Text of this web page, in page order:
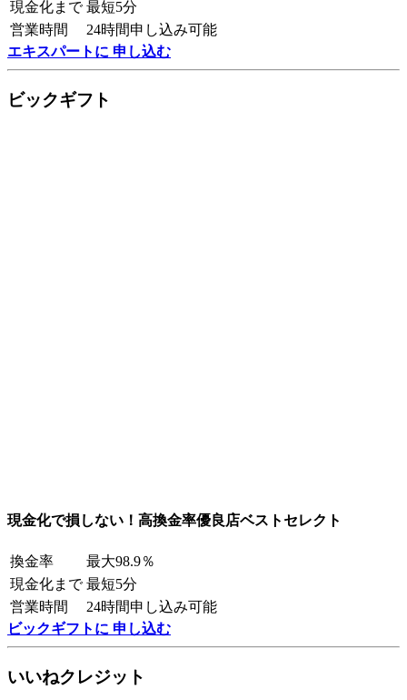
現金化まで 最短5分
営業時間
24時間申し込み可能
エキスパートに 申し込む
ビックギフト
現金化で損しない！高換金率優良店ベストセレクト
換金率
最大98.9％
現金化まで 最短5分
営業時間
24時間申し込み可能
ビックギフトに 申し込む
いいねクレジット